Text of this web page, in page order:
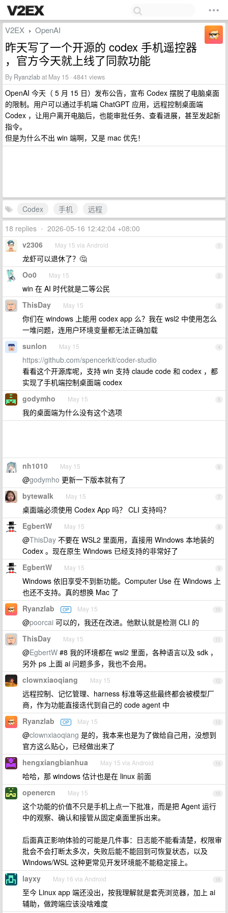
V2EX › OpenAI
昨天写了一个开源的 codex 手机遥控器
，官方今天就上线了同款功能
By Ryanzlabat May 15 · 4841 views
OpenAI 今天（ 5 月 15 日）发布公告，宣布 Codex 摆脱了电脑桌面
的限制。用户可以通过手机端 ChatGPT 应用，远程控制桌面端
Codex ，让用户离开电脑后，也能审批任务、查看进展，甚至发起新
指令。
但是为什么不出 win 端啊，又是 mac 优先！
Codex 手机
远程
18 replies • 2026-05-16 12:42:04 +08:00
1
v2306 May 15 via Android
龙虾可以退休了？🤔
2
Oo0 May 15
win 在 AI 时代就是二等公民
3
ThisDay May 15
你们在 windows 上能用 codex app 么？我在 wsl2 中使用怎么
一堆问题，连用户环境变量都无法正确加载
4
sunlon May 15
https://github.com/spencerkit/coder-studio
看看这个开源库呢，支持 win 支持 claude code 和 codex ，都
实现了手机端控制桌面端 codex
5
godymho May 15
我的桌面端为什么没有这个选项
6
nh1010 May 15
@godymho 更新一下版本就有了
7
bytewalk May 15
桌面端必须使用 Codex App 吗？ CLI 支持吗？
8
EgbertW May 15
@ThisDay 不要在 WSL2 里面用，直接用 Windows 本地装的
Codex 。现在原生 Windows 已经支持的非常好了
9
EgbertW May 15
Windows 依旧享受不到新功能。Computer Use 在 Windows 上
也还不支持。真的想换 Mac 了
10
Ryanzlab OP May 15
@poorcai 可以的，我还在改进。他默认就是检测 CLI 的
11
ThisDay May 15
@EgbertW #8 我的环境都在 wsl2 里面，各种语言以及 sdk ，
另外 ps 上面 ai 问题多多，我也不会用。
12
clownxiaoqiang May 15
远程控制、记忆管理、harness 标准等这些最终都会被模型厂
商，作为功能直接迭代到自己的 code agent 中
13
Ryanzlab OP May 15
@clownxiaoqiang 是的，我本来也是为了做给自己用，没想到
官方这么贴心，已经做出来了
14
hengxiangbianhua May 15 via Android
哈哈，那 windows 估计也是在 linux 前面
15
openercn May 15
这个功能的价值不只是手机上点一下批准，而是把 Agent 运行
中的观察、确认和接管从固定桌面里拆出来。
后面真正影响体验的可能是几件事：日志能不能看清楚，权限审
批会不会打断太多次，失败后能不能回到可恢复状态，以及
Windows/WSL 这种更常见开发环境能不能稳定接上。
16
layxy May 16 via Android
至今 Linux app 端还没出，按我理解就是套壳浏览器，加上 ai
辅助，做跨端应该没啥难度